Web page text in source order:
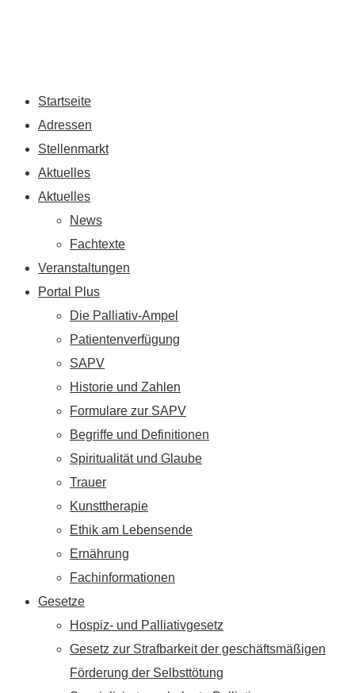
Startseite
Adressen
Stellenmarkt
Aktuelles
Aktuelles
News
Fachtexte
Veranstaltungen
Portal Plus
Die Palliativ-Ampel
Patientenverfügung
SAPV
Historie und Zahlen
Formulare zur SAPV
Begriffe und Definitionen
Spiritualität und Glaube
Trauer
Kunsttherapie
Ethik am Lebensende
Ernährung
Fachinformationen
Gesetze
Hospiz- und Palliativgesetz
Gesetz zur Strafbarkeit der geschäftsmäßigen
Förderung der Selbsttötung